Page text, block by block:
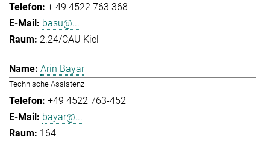
+ 49 4522 763 368
basu@...
2.24/CAU Kiel
Arin Bayar
Technische Assistenz
+49 4522 763-452
bayar@...
164